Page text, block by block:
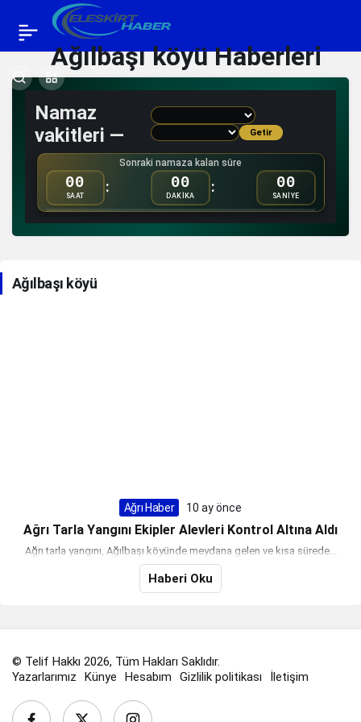
Ağılbaşı köyü Haberleri
Namaz
vakitleri —
Getir
Sonraki namaza kalan süre
00
SAAT
: 00
DAKİKA
: 00
SANİYE
Ağılbaşı köyü
Ağrı Haber 10 ay önce
Ağrı Tarla Yangını Ekipler Alevleri Kontrol Altına Aldı
Ağrı tarla yangını, Ağılbaşı köyünde meydana gelen ve kısa sürede...
Haberi Oku
© Telif Hakkı 2026, Tüm Hakları Saklıdır.
Yazarlarımız
Künye Hesabım Gizlilik politikası İletişim